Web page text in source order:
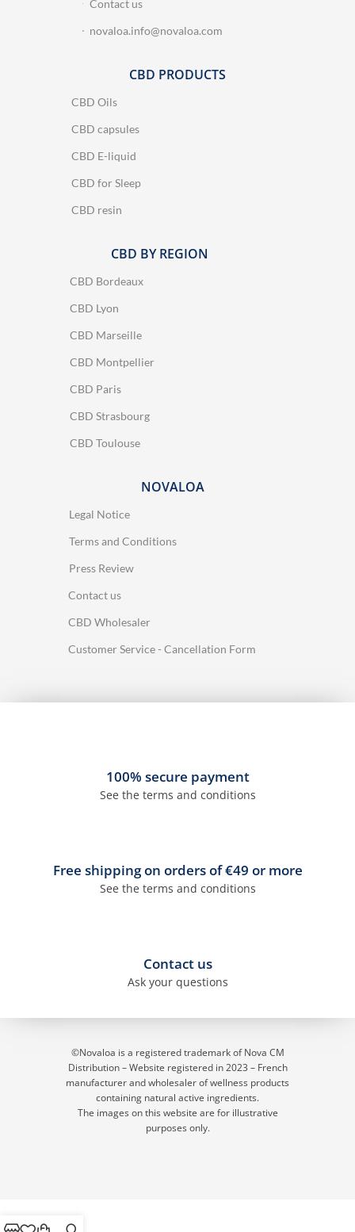
Contact us
novaloa.info@novaloa.com
CBD PRODUCTS
CBD Oils
CBD capsules
CBD E-liquid
CBD for Sleep
CBD resin
CBD BY REGION
CBD Bordeaux
CBD Lyon
CBD Marseille
CBD Montpellier
CBD Paris
CBD Strasbourg
CBD Toulouse
NOVALOA
Legal Notice
Terms and Conditions
Press Review
Contact us
CBD Wholesaler
Customer Service - Cancellation Form
100% secure payment
See the terms and conditions
Free shipping on orders of €49 or more
See the terms and conditions
Contact us
Ask your questions
©Novaloa is a registered trademark of Nova CM
Distribution – Website registered in 2023 – French
manufacturer and wholesaler of wellness products
containing natural active ingredients.
The images on this website are for illustrative
purposes only.